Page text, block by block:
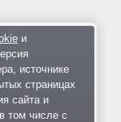
и
источнике
страницах
сайта и
том числе с